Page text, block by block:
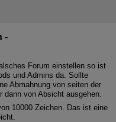
-
Forum einstellen so ist
und Admins da. Sollte
Abmahnung von seiten der
von Absicht ausgehen.
10000 Zeichen. Das ist eine